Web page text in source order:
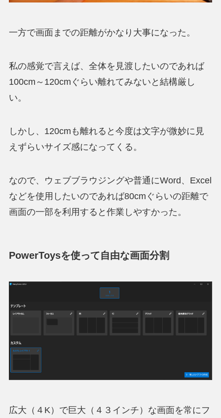
一方で画面までの距離がかなり大事になった。
私の感覚で言えば、 全体を見渡したいのであれば
100cm～120cmぐらい離れてみないと結構厳し
い。
しかし、 120cmも離れると今度は文字が微妙に見
えずらいサイズ感になってくる。
なので、ウェブブラウジングや普通にWord、Excel
などを使用したいのであれば80cmぐらいの距離で
画面の一部を利用すると作業しやすかった 。
PowerToysを使って自由な画面分割
広大（４K）で巨大（４３インチ）な画面を常にフ